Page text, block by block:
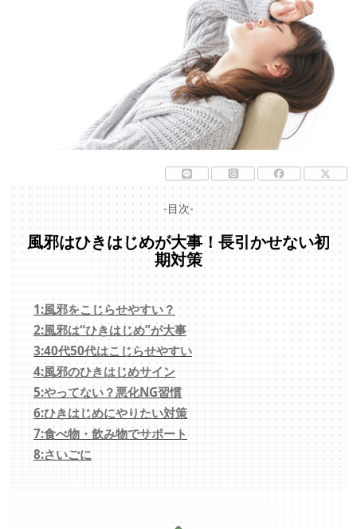
-目次-
風邪はひきはじめが大事！長引かせない初
期対策
1:風邪をこじらせやすい？
2:風邪は“ひきはじめ”が大事
3:40代50代はこじらせやすい
4:風邪のひきはじめサイン
5:やってない？悪化NG習慣
6:ひきはじめにやりたい対策
7:食べ物・飲み物でサポート
8:さいごに